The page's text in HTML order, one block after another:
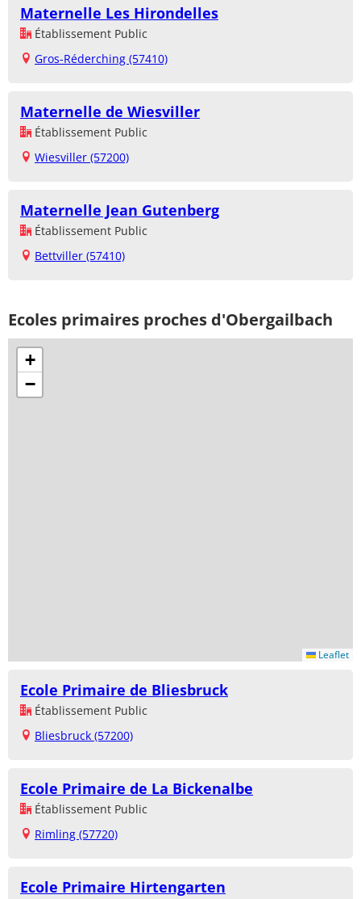
Maternelle Les Hirondelles
Établissement Public
Gros-Réderching (57410)
Maternelle de Wiesviller
Établissement Public
Wiesviller (57200)
Maternelle Jean Gutenberg
Établissement Public
Bettviller (57410)
Ecoles primaires proches d'Obergailbach
+
−
Leaflet
Ecole Primaire de Bliesbruck
Établissement Public
Bliesbruck (57200)
Ecole Primaire de La Bickenalbe
Établissement Public
Rimling (57720)
Ecole Primaire Hirtengarten